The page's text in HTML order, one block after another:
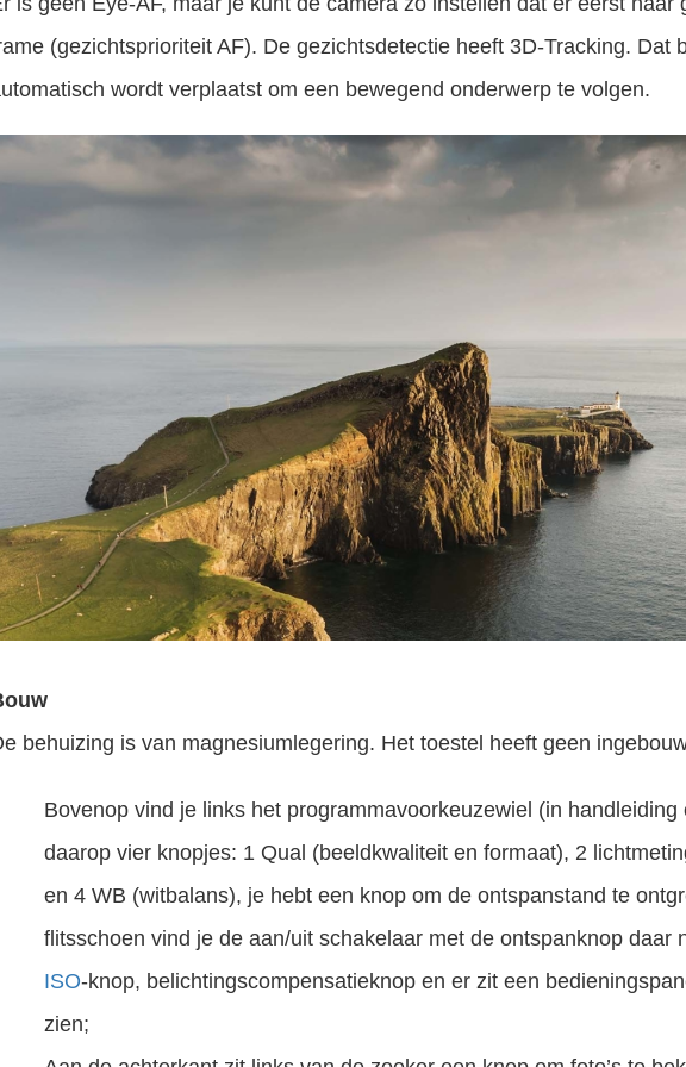
(gezichtsprioriteit AF). De gezichtsdetectie heeft 3D-Tracking. Dat
wordt verplaatst om een bewegend onderwerp te volgen.
behuizing is van magnesiumlegering. Het toestel heeft geen
Bovenop vind je links het programmavoorkeuzewiel (in
daarop vier knopjes: 1 Qual (beeldkwaliteit en formaat), 2
en 4 WB (witbalans), je hebt een knop om de ontspanstand te
flitsschoen vind je de aan/uit schakelaar met de ontspanknop daar
ISO-knop, belichtingscompensatieknop en er zit een
zien;